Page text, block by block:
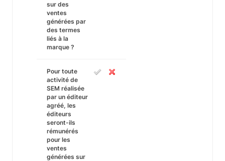
sur des
ventes
générées par
des termes
liés à la
marque ?
Pour toute
activité de
SEM réalisée
par un éditeur
agréé, les
éditeurs
seront-ils
rémunérés
pour les
ventes
générées sur